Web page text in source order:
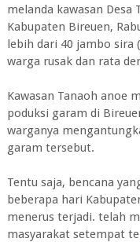
melanda kawasan Desa
Kabupaten Bireuen,
lebih dari 40 jambo sira
warga rusak dan rata
Kawasan Tanaoh anoe
poduksi garam di
warganya
garam tersebut.
Tentu saja, bencana
beberapa hari
menerus terjadi. telah
masyarakat setempat